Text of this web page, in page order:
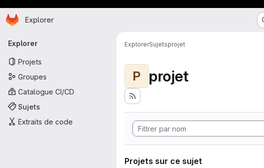
Passer au contenu principal
Page d'accueil
Explorer
Navigation principale
Explorer
Projets
Groupes
Catalogue CI/CD
Sujets
Extraits de code
ExplorerSujetsprojet
P projet
Projets sur ce sujet